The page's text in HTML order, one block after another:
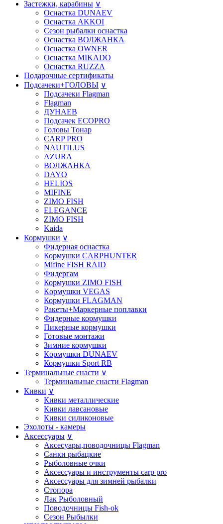
Застежки, карабины ∨
Оснастка DUNAEV
Оснастка AKKOI
Сезон рыбалки оснастка
Оснастка ВОЛЖАНКА
Оснастка OWNER
Оснастка MIKADO
Оснастка RUZZA
Подарочные сертификаты
Подсачеки+ГОЛОВЫ ∨
Подсачеки Flagman
Flagman
ДУНАЕВ
Подсачек ECOPRO
Головы Тонар
CARP PRO
NAUTILUS
AZURA
ВОЛЖАНКА
DAYO
HELIOS
MIFINE
ZIMO FISH
ELEGANCE
ZIMO FISH
Kaida
Кормушки ∨
Фидерная оснастка
Кормушки CARPHUNTER
Mifine FISH RAID
Фидергам
Кормушки ZIMO FISH
Кoрмушки VEGAS
Кормушки FLAGMAN
Ракеты+Маркерные поплавки
Фидерные кормушки
Пикерные кормушки
Готовые монтажи
Зимние кормушки
Кoрмушки DUNAEV
Кормушки Sport RB
Терминальные снасти ∨
Терминальные снасти Flagman
Кивки ∨
Кивки металлические
Кивки лавсановые
Кивки силиконовые
Эхолоты - камеры
Аксессуары ∨
Аксесуары,поводочницы Flagman
Санки рыбацкие
Рыболовные очки
Аксессуары и инструменты carp pro
Аксессуары для зимней рыбалки
Стопора
Лак Рыболовный
Поводочницы Fish-ok
Сезон Рыбылки